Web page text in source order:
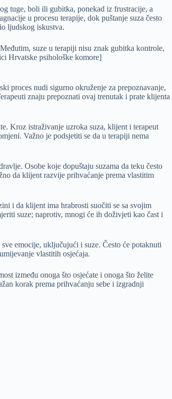
tuge, boli ili gubitka, ponekad iz frustracije, a
u procesu terapije, dok puštanje suza često
ljudskog iskustva.
suze u terapiji nisu znak gubitka kontrole,
Hrvatske psihološke komore]
proces nudi sigurno okruženje za prepoznavanje,
znaju prepoznati ovaj trenutak i prate klijenta
Kroz istraživanje uzroka suza, klijent i terapeut
Važno je podsjetiti se da u terapiji nema
Osobe koje dopuštaju suzama da teku često
da klijent razvije prihvaćanje prema vlastitim
i da klijent ima hrabrosti suočiti se sa svojim
suze; naprotiv, mnogi će ih doživjeti kao čast i
emocije, uključujući i suze. Često će potaknuti
vlastitih osjećaja.
između onoga što osjećate i onoga što želite
korak prema prihvaćanju sebe i izgradnji